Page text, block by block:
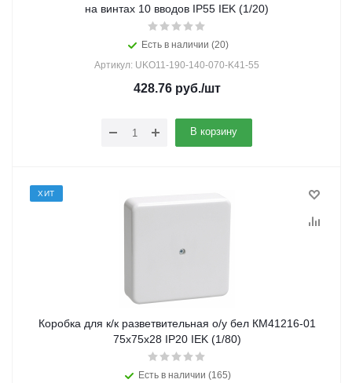
на винтах 10 вводов IP55 IEK (1/20)
Есть в наличии (20)
Артикул: UKO11-190-140-070-K41-55
428.76руб./шт
В корзину
ХИТ
Коробка для к/к разветвительная о/у бел КМ41216-01
75х75х28 IP20 IEK (1/80)
Есть в наличии (165)